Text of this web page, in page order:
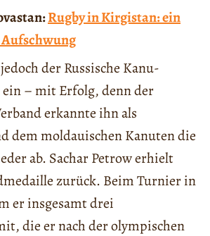
Rugby in Kirgistan: ein
der Russische Kanu-
ein – mit Erfolg, denn der
erkannte ihn als
dem moldauischen Kanuten die
ab. Sachar Petrow erhielt
zurück. Beim Turnier in
er insgesamt drei
die er nach der olympischen